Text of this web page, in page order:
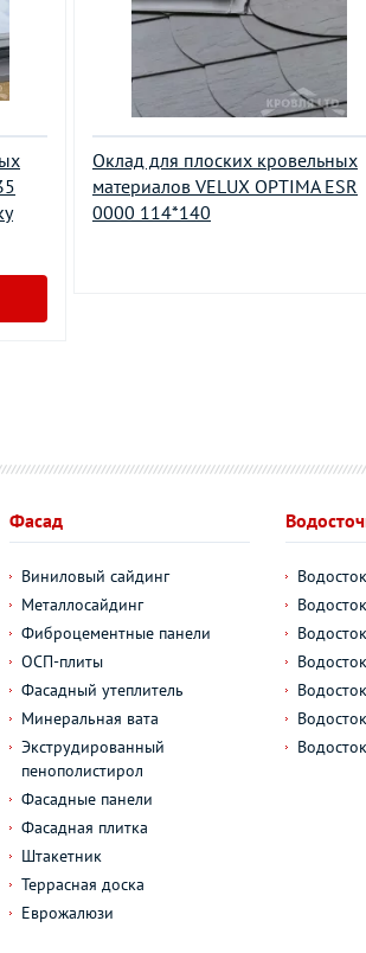
Оклад для плоских кровельных
материалов VELUX OPTIMA ESR
0000 114*140
Фасад
Виниловый сайдинг
Металлосайдинг
Фиброцементные панели
ОСП-плиты
Фасадный утеплитель
Минеральная вата
Экструдированный
пенополистирол
Фасадные панели
Фасадная плитка
Штакетник
Террасная доска
Еврожалюзи